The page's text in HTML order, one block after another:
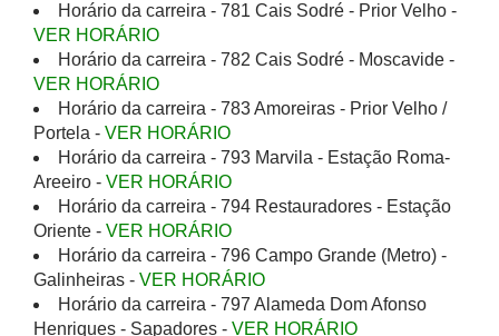
Horário da carreira - 781 Cais Sodré - Prior Velho -
VER HORÁRIO
Horário da carreira - 782 Cais Sodré - Moscavide -
VER HORÁRIO
Horário da carreira - 783 Amoreiras - Prior Velho /
Portela - VER HORÁRIO
Horário da carreira - 793 Marvila - Estação Roma-
Areeiro - VER HORÁRIO
Horário da carreira - 794 Restauradores - Estação
Oriente - VER HORÁRIO
Horário da carreira - 796 Campo Grande (Metro) -
Galinheiras - VER HORÁRIO
Horário da carreira - 797 Alameda Dom Afonso
Henriques - Sapadores - VER HORÁRIO